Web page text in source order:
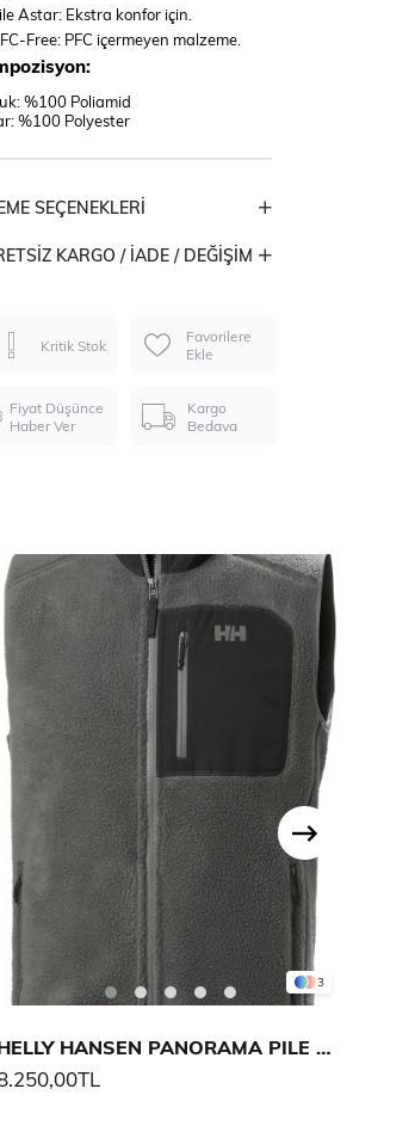
Astar: Ekstra konfor için.
Free: PFC içermeyen malzeme.
%100 Poliamid
%100 Polyester
SEÇENEKLERI
KARGO / İADE / DEĞIŞIM
Kritik Stok
Favorilere
Ekle
Fiyat Düşünce
Haber Ver
Kargo
Bedava
3
HELLY HANSEN PANORAMA PILE BLOCK YELEK